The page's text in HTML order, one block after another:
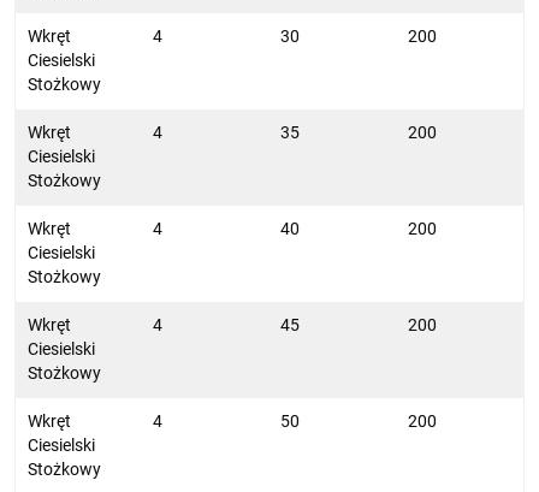
Wkręt
Ciesielski
Stożkowy
4 30 200
Wkręt
Ciesielski
Stożkowy
4 35 200
Wkręt
Ciesielski
Stożkowy
4 40 200
Wkręt
Ciesielski
Stożkowy
4 45 200
Wkręt
Ciesielski
Stożkowy
4 50 200